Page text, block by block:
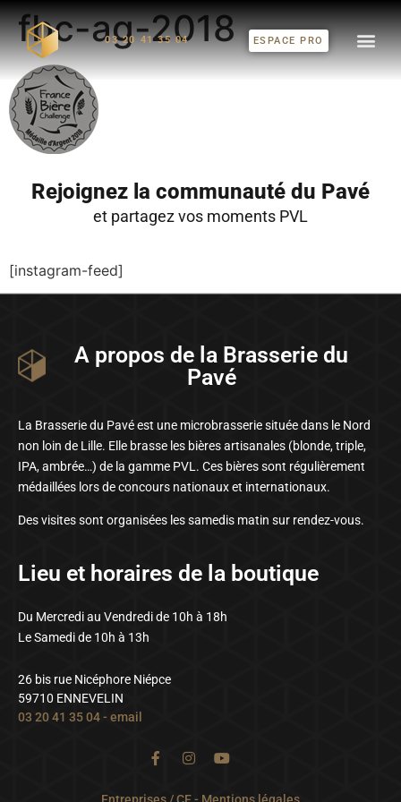
03 20 41 35 04 ESPACE PRO
fbc-ag-2018
Rejoignez la communauté du Pavé
et partagez vos moments PVL
[instagram-feed]
A propos de la Brasserie du
Pavé
La Brasserie du Pavé est une microbrasserie située dans le Nord
non loin de Lille. Elle brasse les bières artisanales (blonde, triple,
IPA, ambrée…) de la gamme PVL. Ces bières sont régulièrement
médaillées lors de concours nationaux et internationaux.
Des visites sont organisées les samedis matin sur rendez-vous.
Lieu et horaires de la boutique
Du Mercredi au Vendredi de 10h à 18h
Le Samedi de 10h à 13h
26 bis rue Nicéphore Niépce
59710 ENNEVELIN
03 20 41 35 04- email